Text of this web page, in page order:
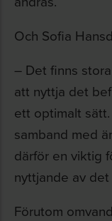
Och Sofia
– Det finns
att nyttja det
ett optimalt
samband med
därför en viktig
nyttjande av
Förutom